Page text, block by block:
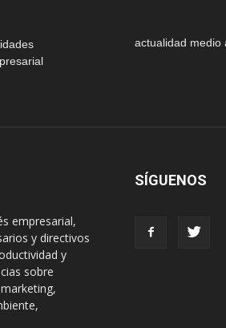
actualidad medio
empresarial,
y directivos
y
sobre
SÍGUENOS